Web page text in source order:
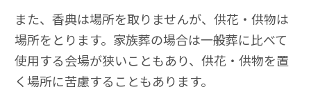
また、香典は場所を取りませんが、供花・供物は
場所をとります。家族葬の場合は一般葬に比べて
使用する会場が狭いこともあり、供花・供物を置
く場所に苦慮することもあります。